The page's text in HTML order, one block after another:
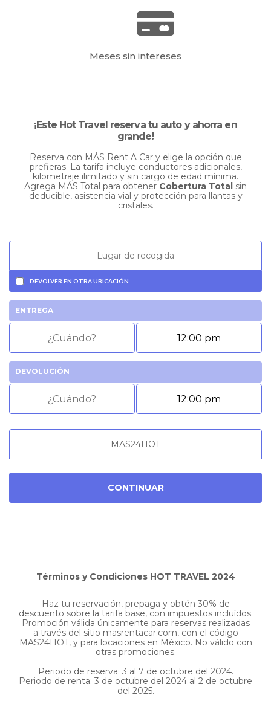
Meses sin intereses
¡Este Hot Travel reserva tu auto y ahorra en
grande!
Reserva con MÁS Rent A Car y elige la opción que
prefieras. La tarifa incluye conductores adicionales,
kilometraje ilimitado y sin cargo de edad mínima.
Agrega MÁS Total para obtener Cobertura Total sin
deducible, asistencia vial y protección para llantas y
cristales.
DEVOLVER EN OTRA UBICACIÓN
ENTREGA
DEVOLUCIÓN
CONTINUAR
Términos y Condiciones HOT TRAVEL 2024
Haz tu reservación, prepaga y obtén 30% de
descuento sobre la tarifa base, con impuestos incluídos.
Promoción válida únicamente para reservas realizadas
a través del sitio masrentacar.com, con el código
MAS24HOT, y para locaciones en México. No válido con
otras promociones.
Periodo de reserva: 3 al 7 de octubre del 2024.
Periodo de renta: 3 de octubre del 2024 al 2 de octubre
del 2025.